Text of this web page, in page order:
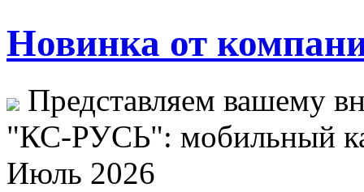
Новинка от
Представляем вашему
"КС-РУСЬ": мобильный
Июль 2026